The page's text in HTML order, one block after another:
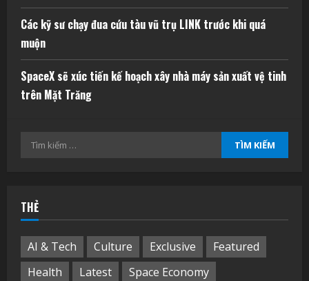
Các kỹ sư chạy đua cứu tàu vũ trụ LINK trước khi quá
muộn
SpaceX sẽ xúc tiến kế hoạch xây nhà máy sản xuất vệ tinh
trên Mặt Trăng
Tìm
THẺ
AI & Tech Culture Exclusive
Featured
Health
Latest
Space Economy